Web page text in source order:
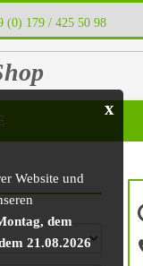
(0) 179 / 425 50 98
x
Website und
dem
21.08.2026